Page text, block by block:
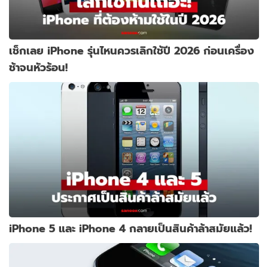
เช็กเลย iPhone รุ่นไหนควรเลิกใช้ปี 2026 ก่อนเครื่อง
ช้าจนหัวร้อน!
iPhone 5 และ iPhone 4 กลายเป็นสินค้าล้าสมัยแล้ว!